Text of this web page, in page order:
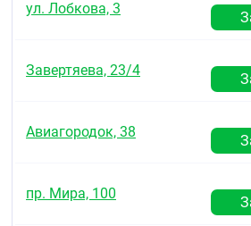
Взаимодействие с другими
Особые указания
Эвалар не
Для достижения
Мизол ®Эвалар эффективен при
поражающих области кожи с
ул. Лобкова, 3
Завертяева, 23/4
Авиагородок, 38
пр. Мира, 100